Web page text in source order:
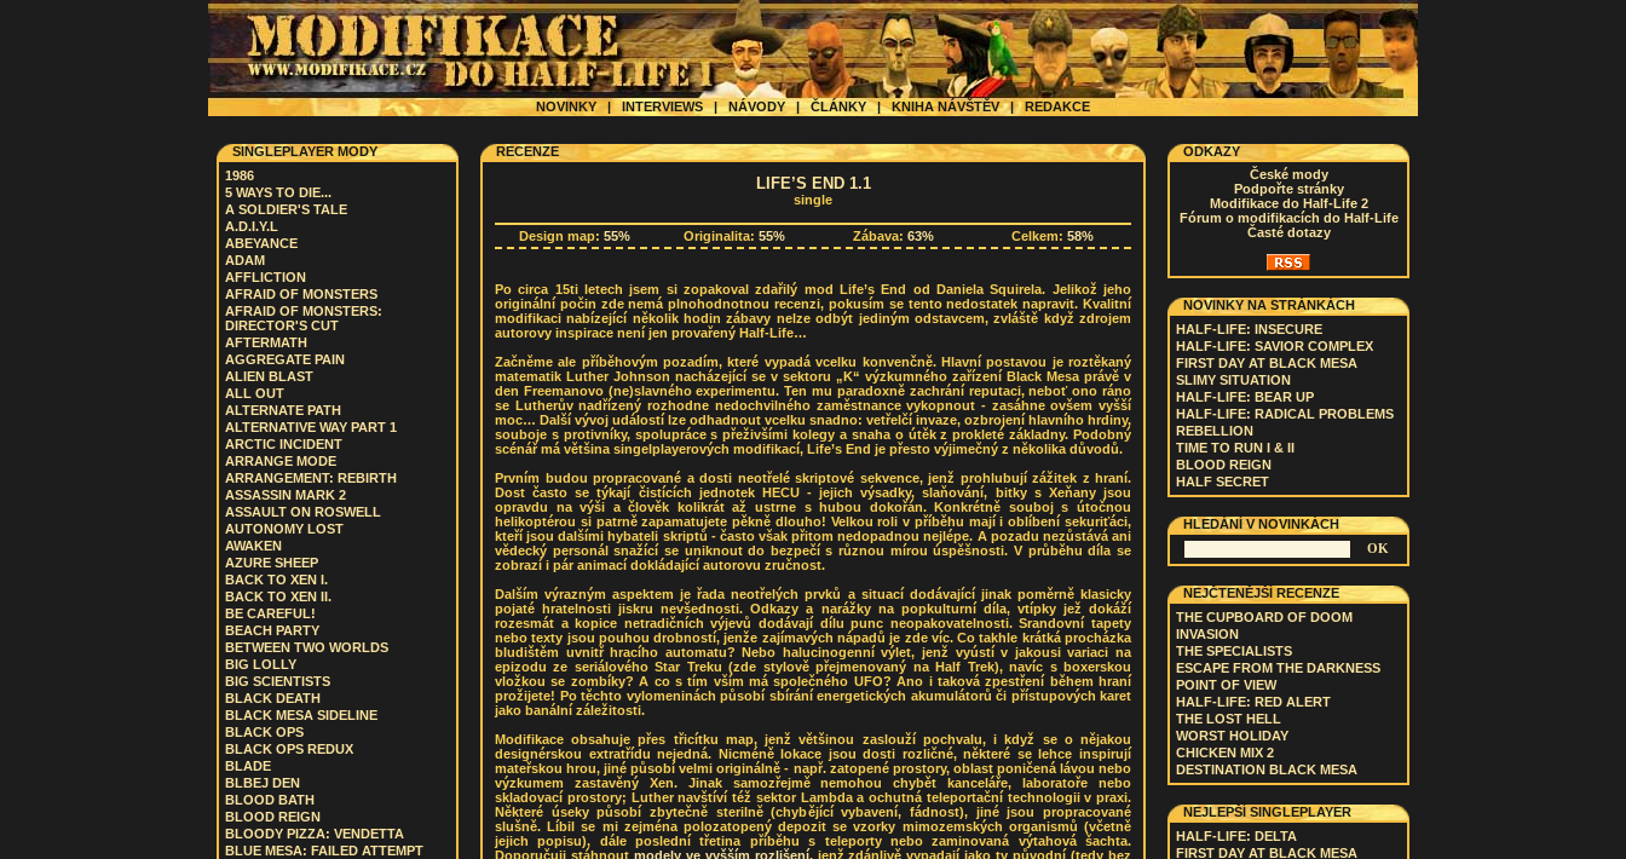
NOVINKY | INTERVIEWS|NÁVODY|ČLÁNKY|KNIHA NÁVŠTĚV|REDAKCE
SINGLEPLAYER MODY
1986
5 WAYS TO DIE...
A SOLDIER'S TALE
A.D.I.Y.L
ABEYANCE
ADAM
AFFLICTION
AFRAID OF MONSTERS
AFRAID OF MONSTERS:
DIRECTOR'S CUT
AFTERMATH
AGGREGATE PAIN
ALIEN BLAST
ALL OUT
ALTERNATE PATH
ALTERNATIVE WAY PART 1
ARCTIC INCIDENT
ARRANGE MODE
ARRANGEMENT: REBIRTH
ASSASSIN MARK 2
ASSAULT ON ROSWELL
AUTONOMY LOST
AWAKEN
AZURE SHEEP
BACK TO XEN I.
BACK TO XEN II.
BE CAREFUL!
BEACH PARTY
BETWEEN TWO WORLDS
BIG LOLLY
BIG SCIENTISTS
BLACK DEATH
BLACK MESA SIDELINE
BLACK OPS
BLACK OPS REDUX
BLADE
BLBEJ DEN
BLOOD BATH
BLOOD REIGN
BLOODY PIZZA: VENDETTA
BLUE MESA: FAILED ATTEMPT
RECENZE
LIFE’S END 1.1
single
Design map: 55% Originalita: 55% Zábava: 63% Celkem: 58%
Po circa 15ti letech jsem si zopakoval zdařilý mod Life’s End od Daniela Squirela. Jelikož jeho
originální počin zde nemá plnohodnotnou recenzi, pokusím se tento nedostatek napravit. Kvalitní
modifikaci nabízející několik hodin zábavy nelze odbýt jediným odstavcem, zvláště když zdrojem
autorovy inspirace není jen provařený Half-Life…
Začněme ale příběhovým pozadím, které vypadá vcelku konvenčně. Hlavní postavou je roztěkaný
matematik Luther Johnson nacházející se v sektoru „K“ výzkumného zařízení Black Mesa právě v
den Freemanovo (ne)slavného experimentu. Ten mu paradoxně zachrání reputaci, neboť ono ráno
se Lutherův nadřízený rozhodne nedochvilného zaměstnance vykopnout - zasáhne ovšem vyšší
moc… Další vývoj událostí lze odhadnout vcelku snadno: vetřelčí invaze, ozbrojení hlavního hrdiny,
souboje s protivníky, spolupráce s přeživšími kolegy a snaha o útěk z prokleté základny. Podobný
scénář má většina singelplayerových modifikací, Life’s End je přesto výjimečný z několika důvodů.
Prvním budou propracované a dosti neotřelé skriptové sekvence, jenž prohlubují zážitek z hraní.
Dost často se týkají čistících jednotek HECU - jejich výsadky, slaňování, bitky s Xeňany jsou
opravdu na výši a člověk kolikrát až ustrne s hubou dokořán. Konkrétně souboj s útočnou
helikoptérou si patrně zapamatujete pěkně dlouho! Velkou roli v příběhu mají i oblíbení sekuriťáci,
kteří jsou dalšími hybateli skriptů - často však přitom nedopadnou nejlépe. A pozadu nezůstává ani
vědecký personál snažící se uniknout do bezpečí s různou mírou úspěšnosti. V průběhu díla se
zobrazí i pár animací dokládající autorovu zručnost.
Dalším výrazným aspektem je řada neotřelých prvků a situací dodávající jinak poměrně klasicky
pojaté hratelnosti jiskru nevšednosti. Odkazy a narážky na popkulturní díla, vtípky jež dokáží
rozesmát a kopice netradičních výjevů dodávají dílu punc neopakovatelnosti. Srandovní tapety
nebo texty jsou pouhou drobností, jenže zajímavých nápadů je zde víc. Co takhle krátká procházka
bludištěm uvnitř hracího automatu? Nebo halucinogenní výlet, jenž vyústí v jakousi variaci na
epizodu ze seriálového Star Treku (zde stylově přejmenovaný na Half Trek), navíc s boxerskou
vložkou se zombíky? A co s tím vším má společného UFO? Ano i taková zpestření během hraní
prožijete! Po těchto vylomeninách působí sbírání energetických akumulátorů či přístupových karet
jako banální záležitosti.
Modifikace obsahuje přes třicítku map, jenž většinou zaslouží pochvalu, i když se o nějakou
designérskou extratřídu nejedná. Nicméně lokace jsou dosti rozličné, některé se lehce inspirují
mateřskou hrou, jiné působí velmi originálně - např. zatopené prostory, oblast poničená lávou nebo
výzkumem zastavěný Xen. Jinak samozřejmě nemohou chybět kanceláře, laboratoře nebo
skladovací prostory; Luther navštíví též sektor Lambda a ochutná teleportační technologii v praxi.
Některé úseky působí zbytečně sterilně (chybějící vybavení, fádnost), jiné jsou propracované
slušně. Líbil se mi zejména polozatopený depozit se vzorky mimozemských organismů (včetně
jejich popisu), dále poslední třetina příběhu s teleporty nebo zaminovaná výtahová šachta.
Doporučuji stáhnout modely ve vyšším rozlišení, jenž zdánlivě vypadají jako ty původní (tedy bez
ODKAZY
České mody
Podpořte stránky
Modifikace do Half-Life 2
Fórum o modifikacích do Half-Life
Časté dotazy
NOVINKY NA STRÁNKÁCH
HALF-LIFE: INSECURE
HALF-LIFE: SAVIOR COMPLEX
FIRST DAY AT BLACK MESA
SLIMY SITUATION
HALF-LIFE: BEAR UP
HALF-LIFE: RADICAL PROBLEMS
REBELLION
TIME TO RUN I & II
BLOOD REIGN
HALF SECRET
HLEDÁNÍ V NOVINKÁCH
NEJČTENĚJŠÍ RECENZE
THE CUPBOARD OF DOOM
INVASION
THE SPECIALISTS
ESCAPE FROM THE DARKNESS
POINT OF VIEW
HALF-LIFE: RED ALERT
THE LOST HELL
WORST HOLIDAY
CHICKEN MIX 2
DESTINATION BLACK MESA
NEJLEPŠÍ SINGLEPLAYER
HALF-LIFE: DELTA
FIRST DAY AT BLACK MESA